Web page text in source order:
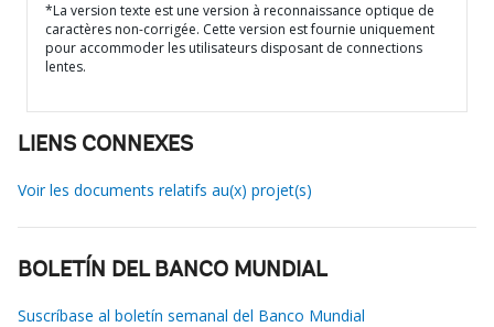
*La version texte est une version à reconnaissance optique de
caractères non-corrigée. Cette version est fournie uniquement
pour accommoder les utilisateurs disposant de connections
lentes.
LIENS CONNEXES
Voir les documents relatifs au(x) projet(s)
BOLETÍN DEL BANCO MUNDIAL
Suscríbase al boletín semanal del Banco Mundial